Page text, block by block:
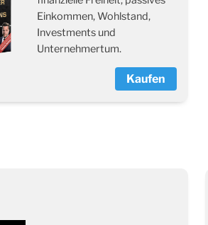
Einkommen, Wohlstand,
Investments und
Unternehmertum.
Kaufen